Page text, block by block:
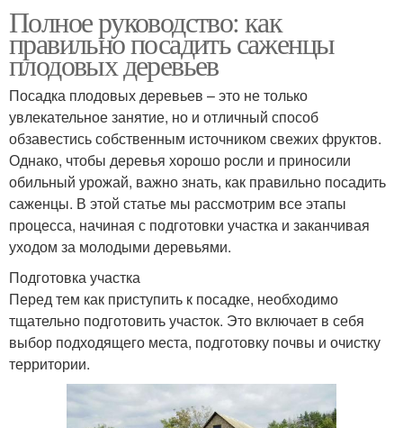
Полное руководство: как
правильно посадить саженцы
плодовых деревьев
Посадка плодовых деревьев – это не только
увлекательное занятие, но и отличный способ
обзавестись собственным источником свежих фруктов.
Однако, чтобы деревья хорошо росли и приносили
обильный урожай, важно знать, как правильно посадить
саженцы. В этой статье мы рассмотрим все этапы
процесса, начиная с подготовки участка и заканчивая
уходом за молодыми деревьями.
Подготовка участка
Перед тем как приступить к посадке, необходимо
тщательно подготовить участок. Это включает в себя
выбор подходящего места, подготовку почвы и очистку
территории.